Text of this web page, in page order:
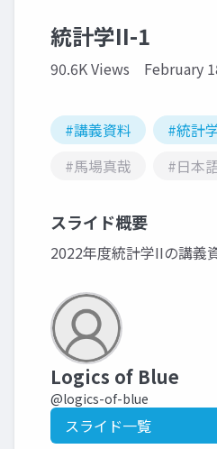
統計学II-1
90.6K Views February
#講義資料 #統計
#馬場真哉
#日本
スライド概要
2022年度統計学IIの講義
Logics of Blue
@logics-of-blue
スライド一覧